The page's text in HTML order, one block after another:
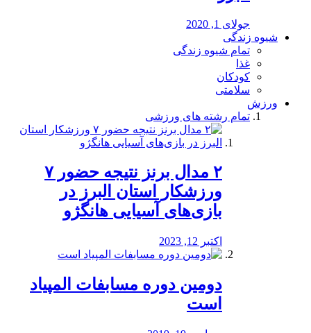
جولای 1, 2020
شیوه زندگی
تمام شیوه زندگی
غذا
کودکان
سلامتی
ورزش
تمام رشته های ورزشی
۲ مدال برنز نتیجه حضور ۷
ورزشکار استان البرز در
بازی‌های آسیایی هانگژو
اکتبر 12, 2023
دومین دوره مسابفات المپیاد
است